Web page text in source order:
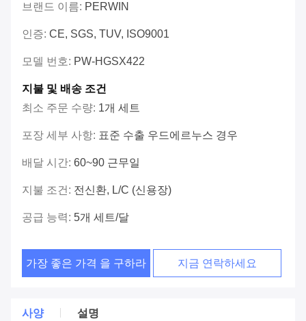
브랜드 이름: PERWIN
인증: CE, SGS, TUV, ISO9001
모델 번호: PW-HGSX422
지불 및 배송 조건
최소 주문 수량: 1개 세트
포장 세부 사항: 표준 수출 우드에르누스 경우
배달 시간: 60~90 근무일
지불 조건: 전신환, L/C (신용장)
공급 능력: 5개 세트/달
가장 좋은 가격 을 구하라 지금 연락하세요
사양 설명